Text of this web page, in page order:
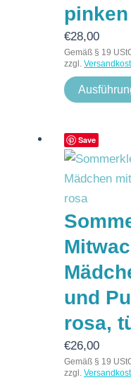
€28,00
Gemäß § 19
zzgl.
Save
und
rosa,
€26,00
Gemäß § 19
zzgl.